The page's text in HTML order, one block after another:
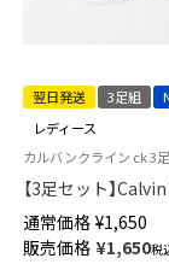
翌日発送 3足組
レディース
【3足セット】
臭 甲メッシュ ワン
ョート丈 ソックス
レディース メンズ
通常価格 ¥1,650
販売価格 ¥1,650税